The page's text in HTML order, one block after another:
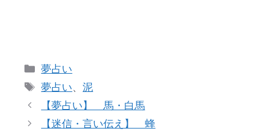
カ
テ
リ
ー
夢占い
タ
グ
夢占い、泥
【夢占い】 馬・白馬
【迷信・言い伝え】 蜂